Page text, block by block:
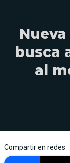
busca
al
Compartir en redes